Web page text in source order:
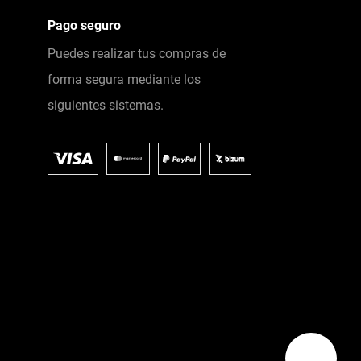
Pago seguro
Puedes realizar tus compras de
forma segura mediante los
siguientes sistemas.